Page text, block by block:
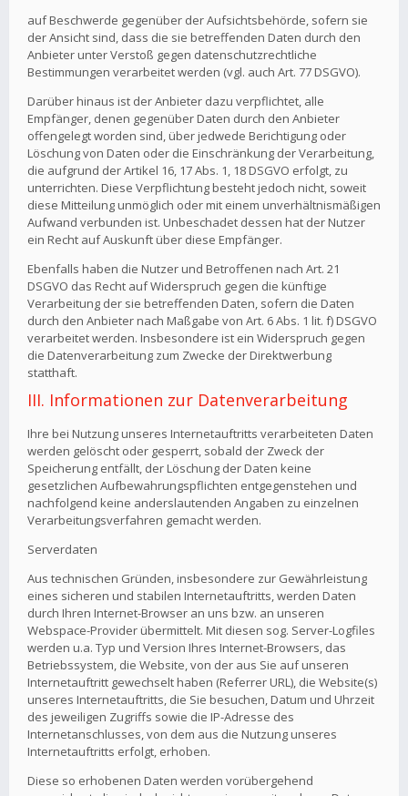
auf Beschwerde gegenüber der Aufsichtsbehörde, sofern sie
der Ansicht sind, dass die sie betreffenden Daten durch den
Anbieter unter Verstoß gegen datenschutzrechtliche
Bestimmungen verarbeitet werden (vgl. auch Art. 77 DSGVO).
Darüber hinaus ist der Anbieter dazu verpflichtet, alle
Empfänger, denen gegenüber Daten durch den Anbieter
offengelegt worden sind, über jedwede Berichtigung oder
Löschung von Daten oder die Einschränkung der Verarbeitung,
die aufgrund der Artikel 16, 17 Abs. 1, 18 DSGVO erfolgt, zu
unterrichten. Diese Verpflichtung besteht jedoch nicht, soweit
diese Mitteilung unmöglich oder mit einem unverhältnismäßigen
Aufwand verbunden ist. Unbeschadet dessen hat der Nutzer
ein Recht auf Auskunft über diese Empfänger.
Ebenfalls haben die Nutzer und Betroffenen nach Art. 21
DSGVO das Recht auf Widerspruch gegen die künftige
Verarbeitung der sie betreffenden Daten, sofern die Daten
durch den Anbieter nach Maßgabe von Art. 6 Abs. 1 lit. f) DSGVO
verarbeitet werden. Insbesondere ist ein Widerspruch gegen
die Datenverarbeitung zum Zwecke der Direktwerbung
statthaft.
III. Informationen zur Datenverarbeitung
Ihre bei Nutzung unseres Internetauftritts verarbeiteten Daten
werden gelöscht oder gesperrt, sobald der Zweck der
Speicherung entfällt, der Löschung der Daten keine
gesetzlichen Aufbewahrungspflichten entgegenstehen und
nachfolgend keine anderslautenden Angaben zu einzelnen
Verarbeitungsverfahren gemacht werden.
Serverdaten
Aus technischen Gründen, insbesondere zur Gewährleistung
eines sicheren und stabilen Internetauftritts, werden Daten
durch Ihren Internet-Browser an uns bzw. an unseren
Webspace-Provider übermittelt. Mit diesen sog. Server-Logfiles
werden u.a. Typ und Version Ihres Internet-Browsers, das
Betriebssystem, die Website, von der aus Sie auf unseren
Internetauftritt gewechselt haben (Referrer URL), die Website(s)
unseres Internetauftritts, die Sie besuchen, Datum und Uhrzeit
des jeweiligen Zugriffs sowie die IP-Adresse des
Internetanschlusses, von dem aus die Nutzung unseres
Internetauftritts erfolgt, erhoben.
Diese so erhobenen Daten werden vorübergehend